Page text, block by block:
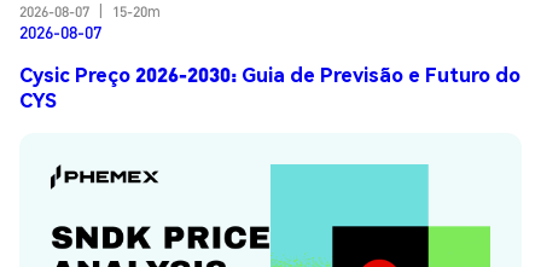
2026-08-07
15-20m
2026-08-07
Cysic Preço 2026-2030: Guia de Previsão e Futuro do
CYS